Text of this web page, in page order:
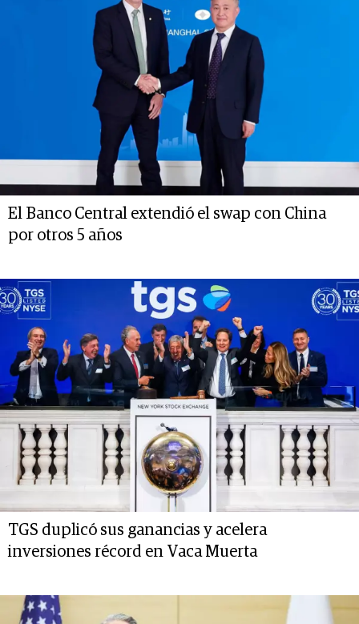
El Banco Central extendió el swap con China
por otros 5 años
TGS duplicó sus ganancias y acelera
inversiones récord en Vaca Muerta